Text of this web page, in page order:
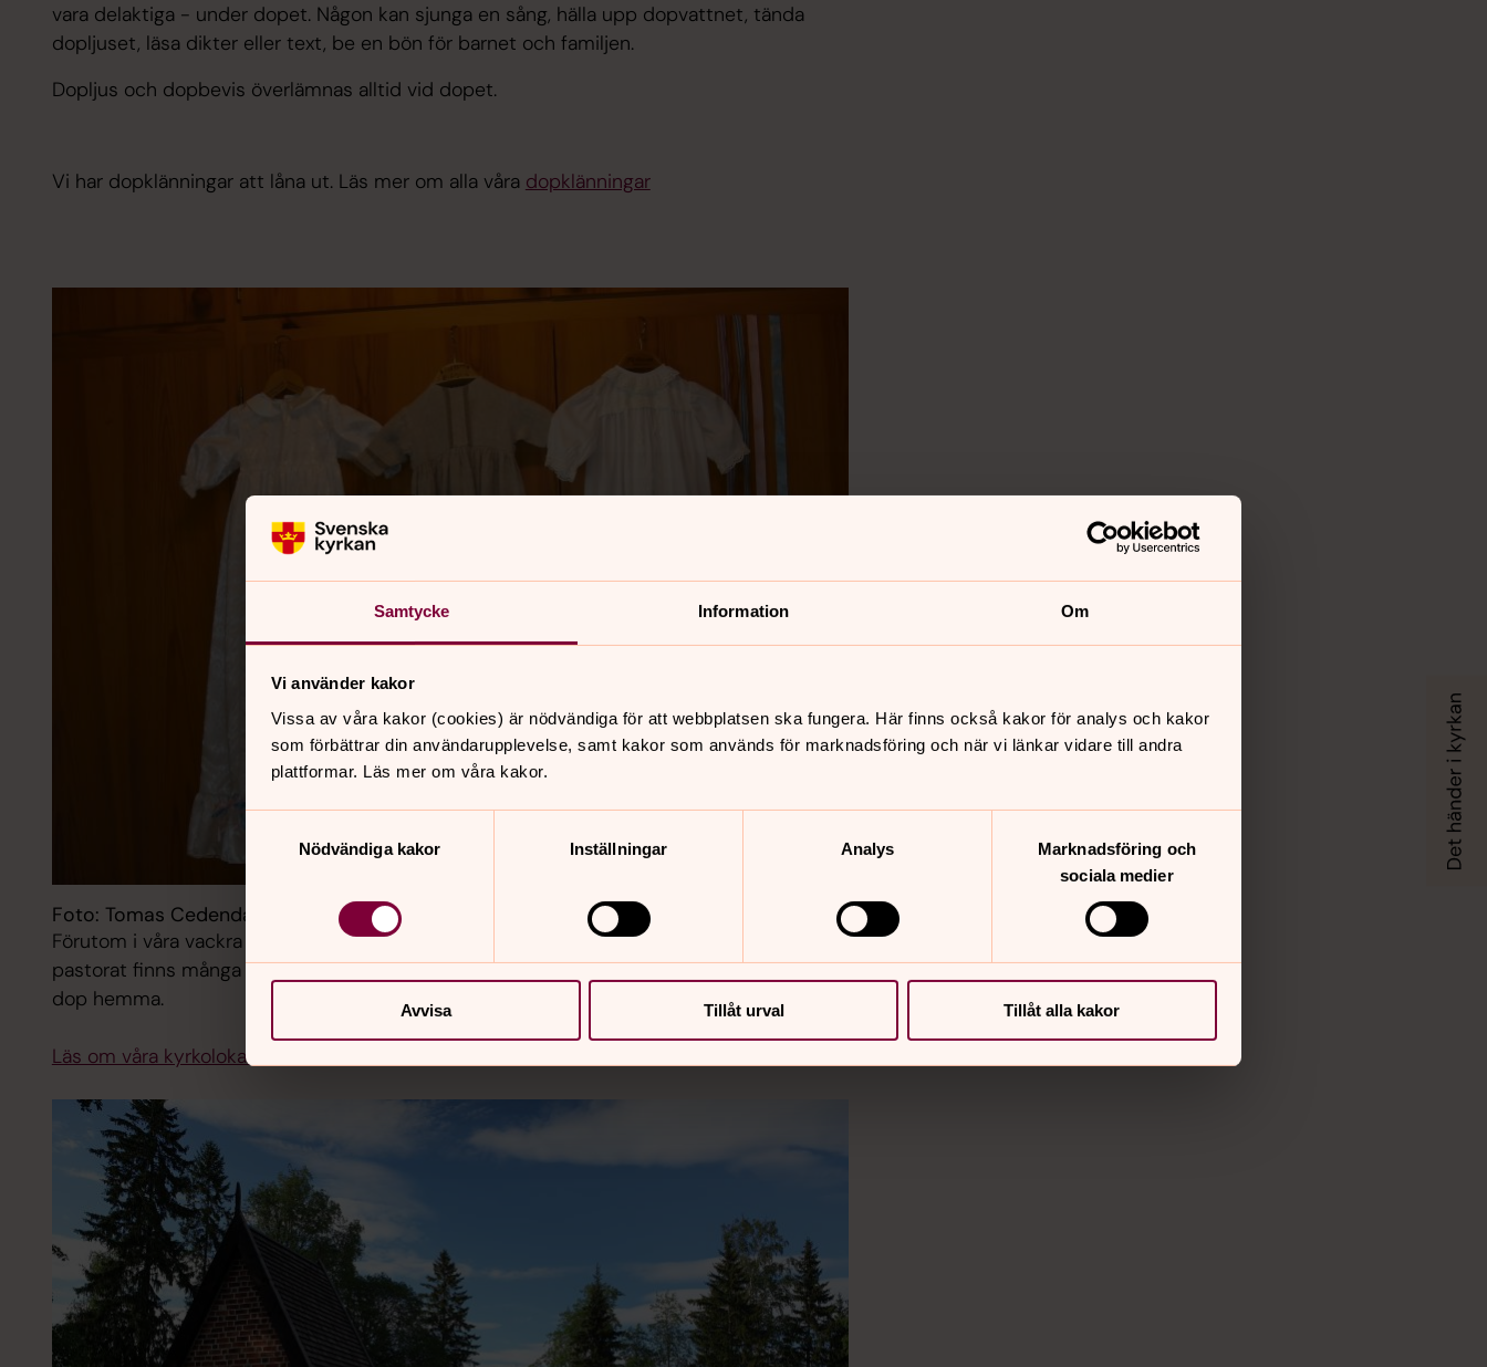
Samtycke Information Om
Vi använder kakor
Vissa av våra kakor (cookies) är nödvändiga för att webbplatsen ska fungera. Här finns också kakor för analys och kakor
som förbättrar din användarupplevelse, samt kakor som används för marknadsföring och när vi länkar vidare till andra
plattformar. Läs mer om våra kakor.
Nödvändiga kakor
Inställningar Analys
Marknadsföring och
sociala medier
Avvisa Tillåt urval Tillåt alla kakor
vara delaktiga - under dopet. Någon kan sjunga en sång, hälla upp dopvattnet, tända
dopljuset, läsa dikter eller text, be en bön för barnet och familjen.
Dopljus och dopbevis överlämnas alltid vid dopet.
Vi har dopklänningar att låna ut. Läs mer om alla våra dopklänningar
Foto: Tomas Cedendahl
Förutom i våra vackra kyrkor finns möjligheten att ha dop utomhus vår-sommartid. I vårt
pastorat finns många vackra platser t.ex Mo och Skogs Kyrkoruiner. Det går också att ha
dop hemma.
Läs om våra kyrkolokaler.